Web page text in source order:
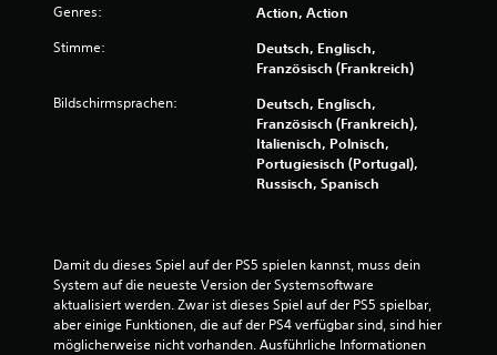
Genres: Action, Action
Stimme:
Deutsch, Englisch,
Französisch (Frankreich)
Bildschirmsprachen:
Deutsch, Englisch,
Französisch (Frankreich),
Italienisch, Polnisch,
Portugiesisch (Portugal),
Russisch, Spanisch
Damit du dieses Spiel auf der PS5 spielen kannst, muss dein
System auf die neueste Version der Systemsoftware
aktualisiert werden. Zwar ist dieses Spiel auf der PS5 spielbar,
aber einige Funktionen, die auf der PS4 verfügbar sind, sind hier
möglicherweise nicht vorhanden. Ausführliche Informationen